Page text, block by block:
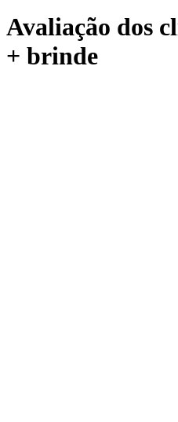
Avaliação dos
+ brinde